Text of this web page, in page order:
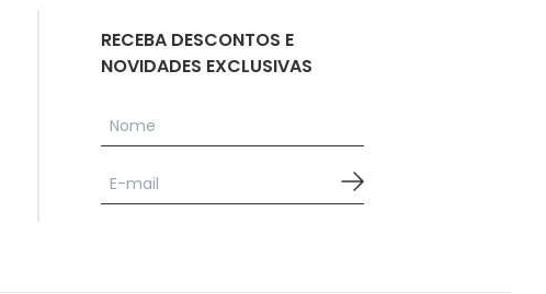
RECEBA DESCONTOS E
NOVIDADES EXCLUSIVAS